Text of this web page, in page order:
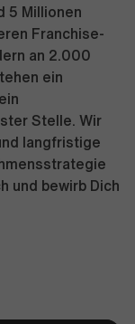
5 Millionen
Franchise-
an 2.000
ein
Stelle. Wir
langfristige
und bewirb Dich